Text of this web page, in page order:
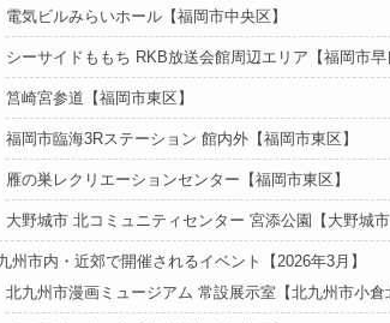
電気ビルみらいホール【福岡市中央区】
シーサイドももち RKB放送会館周辺エリア【福岡市早
筥崎宮参道【福岡市東区】
福岡市臨海3Rステーション 館内外【福岡市東区】
雁の巣レクリエーションセンター【福岡市東区】
大野城市 北コミュニティセンター 宮添公園【大野城市
州市内・近郊で開催されるイベント【2026年3月】
北九州市漫画ミュージアム 常設展示室【北九州市小倉